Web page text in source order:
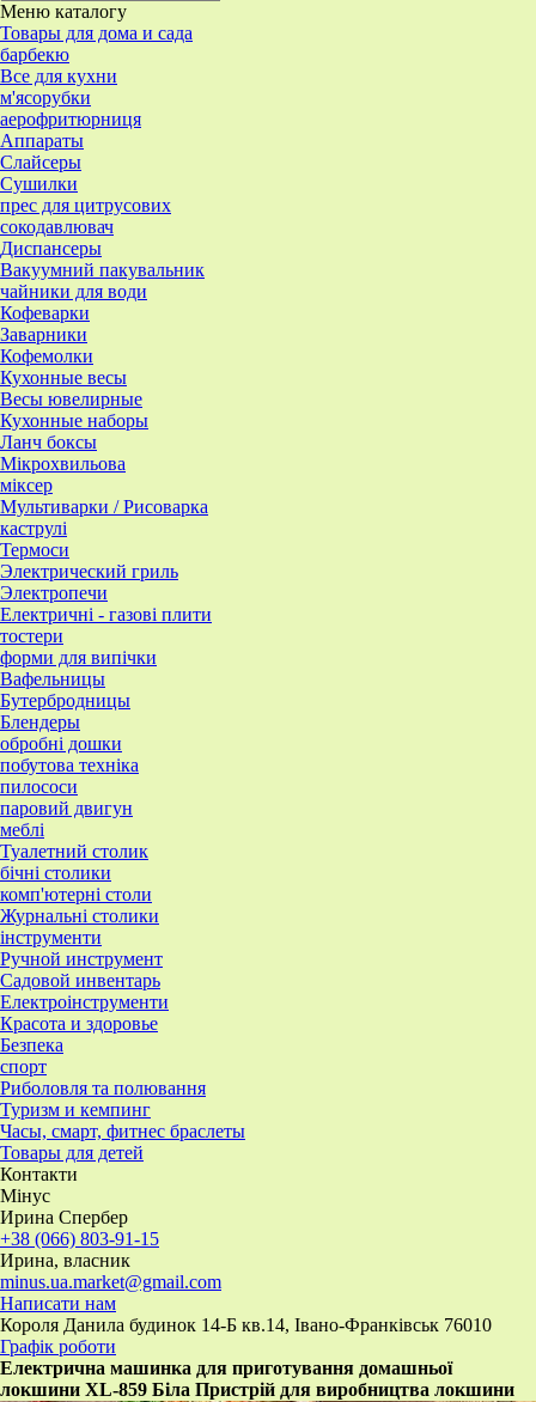
Меню каталогу
Товары для дома и сада
барбекю
Все для кухни
м'ясорубки
аерофритюрниця
Аппараты
Слайсеры
Сушилки
прес для цитрусових
сокодавлювач
Диспансеры
Вакуумний пакувальник
чайники для води
Кофеварки
Заварники
Кофемолки
Кухонные весы
Весы ювелирные
Кухонные наборы
Ланч боксы
Мікрохвильова
міксер
Мультиварки / Рисоварка
каструлі
Термоси
Электрический гриль
Электропечи
Електричні - газові плити
тостери
форми для випічки
Вафельницы
Бутербродницы
Блендеры
обробні дошки
побутова техніка
пилососи
паровий двигун
меблі
Туалетний столик
бічні столики
комп'ютерні столи
Журнальні столики
інструменти
Ручной инструмент
Садовой инвентарь
Електроінструменти
Красота и здоровье
Безпека
спорт
Риболовля та полювання
Туризм и кемпинг
Часы, смарт, фитнес браслеты
Товары для детей
Контакти
Мінус
Ирина Спербер
+38 (066) 803-91-15
Ирина, власник
minus.ua.market@gmail.com
Написати нам
Короля Данила будинок 14-Б кв.14, Івано-Франківськ 76010
Графік роботи
Електрична машинка для приготування домашньої
локшини XL-859 Біла Пристрій для виробництва локшини